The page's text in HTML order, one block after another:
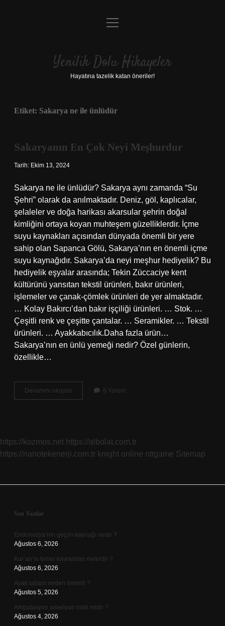
Anasayfa
Yasal Uyarı
menüyü
Yenilik Dolu Hikayeler
Hayatına tazelik katan öneriler!
Etiket: Sakarya ne ile ünlüdür
Sakaryanın En Çok Neyi Meşhurdur
Tarih: Ekim 13, 2024
Sakarya ne ile ünlüdür? Sakarya aynı zamanda “Su
Şehri” olarak da anılmaktadır. Deniz, göl, kaplıcalar,
şelaleler ve doğa harikası akarsular şehrin doğal
kimliğini ortaya koyan muhteşem güzelliklerdir. İçme
suyu kaynakları açısından dünyada önemli bir yere
sahip olan Sapanca Gölü, Sakarya’nın en önemli içme
suyu kaynağıdır. Sakarya’da neyi meşhur hediyelik? Bu
hediyelik eşyalar arasında; Tekin Züccaciye kent
kültürünü yansıtan tekstil ürünleri, bakır ürünleri,
işlemeler ve çanak-çömlek ürünleri de yer almaktadır.
… Kolay Bakırcı’dan bakır işçiliği ürünleri. … Stok. …
Çeşitli renk ve çeşitte çantalar. … Seramikler. … Tekstil
ürünleri. … Ayakkabıcılık.Daha fazla ürün…
Sakarya’nın en ünlü yemeği nedir? Özel günlerin,
özellikle…
Devamını okuyun Sakaryanın
En
6 Yorum
https://kozmos.net https://albolat.com.tr
https://nanotekenerji.com.tr knight online nttgame Sitemap
Sidebar
Son Yazılar
Endonezya’nın geçim kaynağı nedir ?
Ağustos 6, 2026
Kur’an’ın temel kavramları nelerdir ?
Ağustos 6, 2026
Ayak tabanı neden önemli ?
Ağustos 5, 2026
Amputasyon ameliyatı riskli midir ?
Ağustos 4, 2026